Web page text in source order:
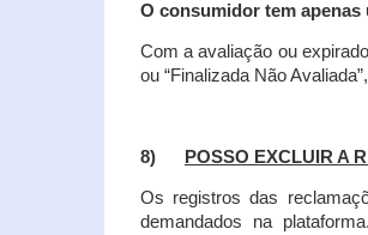
O consumidor tem apenas
Com a avaliação ou
ou “Finalizada Não
8) POSSO EXCLUIR A
Os registros das
demandados na